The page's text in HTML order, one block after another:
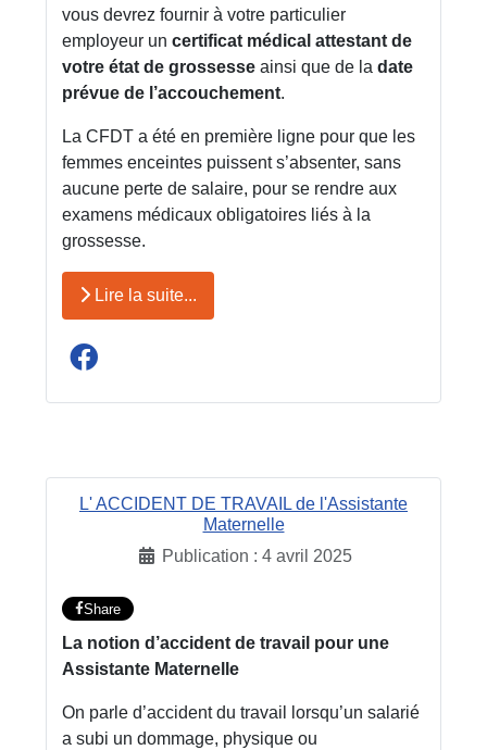
vous devrez fournir à votre particulier
employeur un certificat médical attestant de
votre état de grossesse ainsi que de la date
prévue de l’accouchement.
La CFDT a été en première ligne pour que les
femmes enceintes puissent s’absenter, sans
aucune perte de salaire, pour se rendre aux
examens médicaux obligatoires liés à la
grossesse.
Lire la suite...
L' ACCIDENT DE TRAVAIL de l'Assistante
Maternelle
Publication : 4 avril 2025
Share
La notion d’accident de travail pour une
Assistante Maternelle
On parle d’accident du travail lorsqu’un salarié
a subi un dommage, physique ou